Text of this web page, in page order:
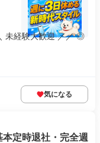
未経験大歓迎 ／／ ◎
気になる
定時退社・完全週